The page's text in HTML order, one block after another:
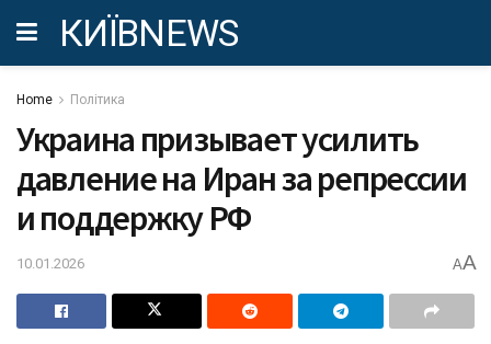
КИЇВNEWS
Home Політика
Украина призывает усилить
давление на Иран за репрессии
и поддержку РФ
10.01.2026 AA